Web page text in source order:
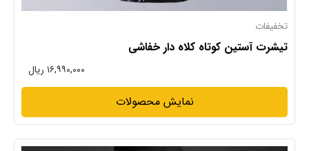
تخفیفات
تیشرت آستین کوتاه کلاه دار خفاشی
۱۶,۹۹۰,۰۰۰ ریال
نمایش محصولات